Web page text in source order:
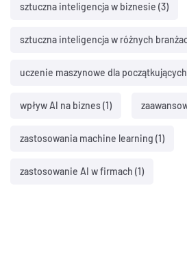
sztuczna inteligencja w biznesie (3)
sztuczna inteligencja w różnych
uczenie maszynowe dla początkujących
wpływ AI na biznes(1)
zastosowania machine learning (1)
zastosowanie AI w firmach (1)